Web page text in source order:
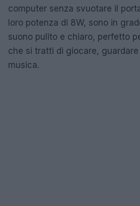
computer senza svuotare il
loro potenza di 8W, sono in
suono pulito e chiaro, perfetto
che si tratti di giocare,
musica.